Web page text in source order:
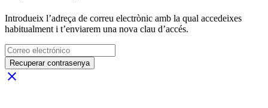
Introdueix l’adreça de correu electrònic amb la qual accedeixes
habitualment i t’enviarem una nova clau d’accés.
Recuperar contrasenya
close